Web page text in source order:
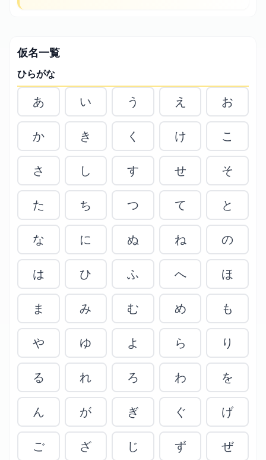
仮名一覧
ひらがな
あ い う え お
か き く け こ
さ し す せ そ
た ち つ て と
な に ぬ ね の
は ひ ふ へ ほ
ま み む め も
や ゆ よ ら り
る れ ろ わ を
ん が ぎ ぐ げ
ご ざ じ ず ぜ